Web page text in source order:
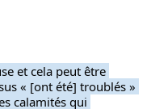
et cela peut être
« [ont été] troublés »
calamités qui